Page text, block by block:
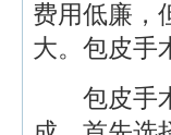
费用低廉，
大。包皮手
包皮手术